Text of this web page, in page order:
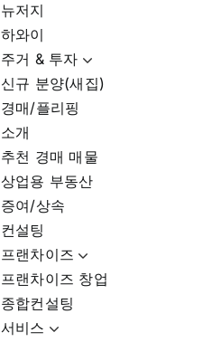
뉴저지
하와이
주거 & 투자
신규 분양(새집)
경매/플리핑
소개
추천 경매 매물
상업용 부동산
증여/상속
컨설팅
프랜차이즈
프랜차이즈 창업
종합컨설팅
서비스